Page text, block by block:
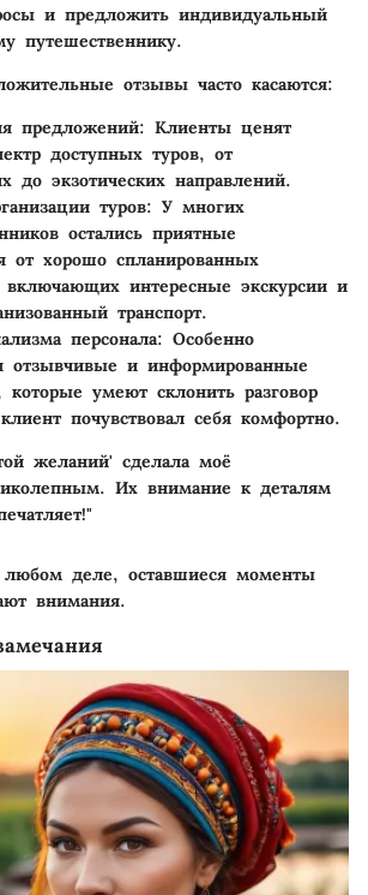
и предложить индивидуальный
путешественнику.
отзывы часто касаются:
предложений: Клиенты ценят
доступных туров, от
до экзотических направлений.
туров: У многих
остались приятные
от хорошо спланированных
включающих интересные экскурсии и
транспорт.
персонала: Особенно
отзывчивые и информированные
которые умеют склонить разговор
почувствовал себя комфортно.
желаний' сделала моё
Их внимание к деталям
деле, оставшиеся моменты
внимания.